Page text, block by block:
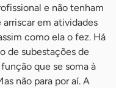
e não tenham
arriscar em atividades
como ela o fez. Há
de subestações de
que se soma à
não para por aí. A